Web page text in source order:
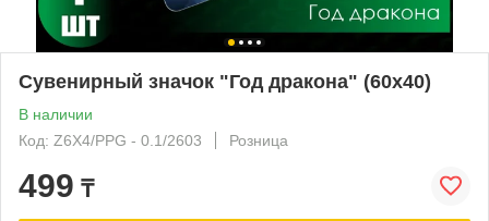
Сувенирный значок "Год дракона" (60х40)
В наличии
Код: Z6X4/PPG - 0.1/2603
Розница
499 ₸